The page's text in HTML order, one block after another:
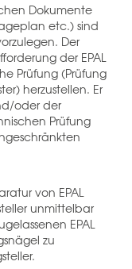
Dokumente
etc.) sind
Der
der EPAL
Prüfung (Prüfung
herzustellen. Er
oder der
Prüfung
von EPAL
unmittelbar
EPAL
zu